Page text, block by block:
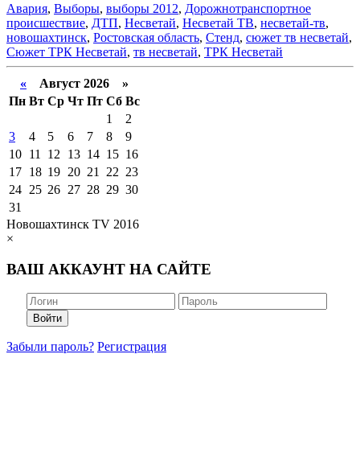
Авария, Выборы, выборы 2012, Дорожнотранспортное
происшествие, ДТП, Несветай, Несветай ТВ, несветай-тв,
новошахтинск, Ростовская область, Стенд, сюжет тв несветай,
Сюжет ТРК Несветай, тв несветай, ТРК Несветай
« Август 2026 »
Пн Вт Ср Чт Пт Сб Вс
1
2
3
4 5 6 7 8
9
10 11 12 13 14 15 16
17 18 19 20 21 22 23
24 25 26 27 28 29 30
31
Новошахтинск TV 2016
×
ВАШ АККАУНТ НА САЙТЕ
Войти
Забыли пароль? Регистрация